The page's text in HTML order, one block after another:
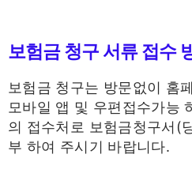
보험금 청구 서류 접수
보험금 청구는 방문없이 홈
모바일 앱 및 우편접수가능
의 접수처로 보험금청구서(
부 하여 주시기 바랍니다.